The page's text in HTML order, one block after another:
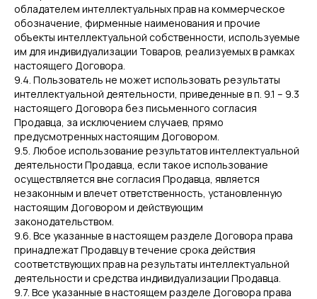
обладателем интеллектуальных прав на коммерческое
обозначение, фирменные наименования и прочие
объекты интеллектуальной собственности, используемые
им для индивидуализации Товаров, реализуемых в рамках
настоящего Договора.
9.4. Пользователь не может использовать результаты
интеллектуальной деятельности, приведенные в п. 9.1 – 9.3
настоящего Договора без письменного согласия
Продавца, за исключением случаев, прямо
предусмотренных настоящим Договором.
9.5. Любое использование результатов интеллектуальной
деятельности Продавца, если такое использование
осуществляется вне согласия Продавца, является
незаконным и влечет ответственность, установленную
настоящим Договором и действующим
законодательством.
9.6. Все указанные в настоящем разделе Договора права
принадлежат Продавцу в течение срока действия
соответствующих прав на результаты интеллектуальной
деятельности и средства индивидуализации Продавца.
9.7. Все указанные в настоящем разделе Договора права